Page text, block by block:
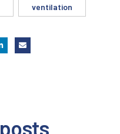
ventilation
posts